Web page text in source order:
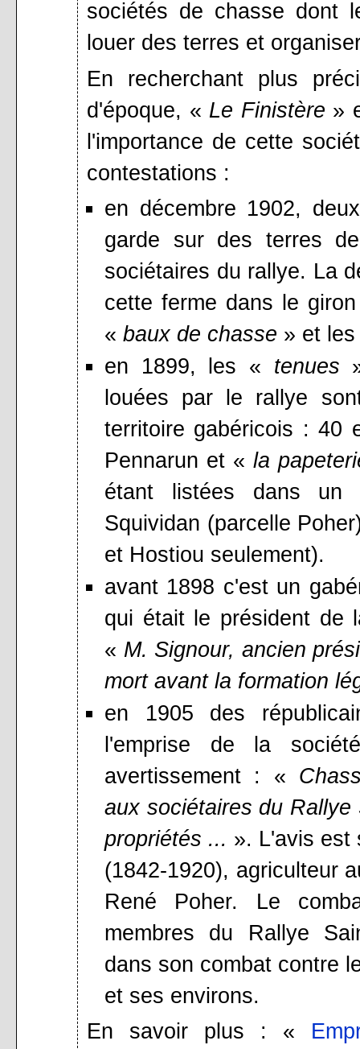
sociétés de chasse dont
louer des terres et
En recherchant plus
d'époque, « Le Finistère »
l'importance de cette
contestations :
en décembre 1902,
garde sur des terres
sociétaires du rallye. La
cette ferme dans le
« baux de chasse » et
en 1899, les « tenues
louées par le rallye
territoire gabéricois : 40
Pennarun et «la
étant listées dans un
Squividan (parcelle
et Hostiou seulement).
avant 1898 c'est un
qui était le président de
« M. Signour, ancien
mort avant la formation
en 1905 des
l'emprise de la
avertissement : «
aux sociétaires du
propriétés ... ». L'avis est
(1842-1920), agriculteur
René Poher. Le
membres du Rallye
dans son combat contre
et ses environs.
En savoir plus : «